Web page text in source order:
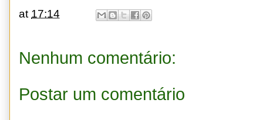
at 17:14
Nenhum comentário:
Postar um comentário